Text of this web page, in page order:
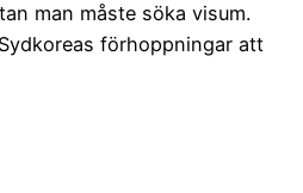
man måste söka visum.
förhoppningar att